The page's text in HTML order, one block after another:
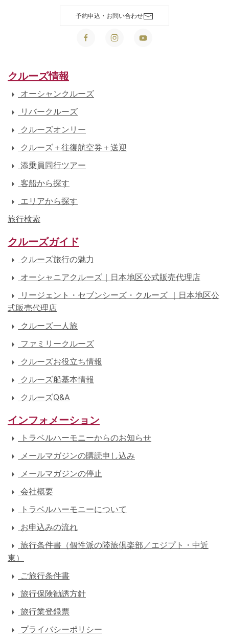
予約申込・お問い合わせ
クルーズ情報
オーシャンクルーズ
リバークルーズ
クルーズオンリー
クルーズ＋往復航空券＋送迎
添乗員同行ツアー
客船から探す
エリアから探す
旅行検索
クルーズガイド
クルーズ旅行の魅力
オーシャニアクルーズ｜日本地区公式販売代理店
リージェント・セブンシーズ・クルーズ ｜日本地区公
式販売代理店
クルーズ一人旅
ファミリークルーズ
クルーズお役立ち情報
クルーズ船基本情報
クルーズQ&A
インフォメーション
トラベルハーモニーからのお知らせ
メールマガジンの購読申し込み
メールマガジンの停止
会社概要
トラベルハーモニーについて
お申込みの流れ
旅行条件書（個性派の陸旅倶楽部／エジプト・中近
東）
ご旅行条件書
旅行保険勧誘方針
旅行業登録票
プライバシーポリシー